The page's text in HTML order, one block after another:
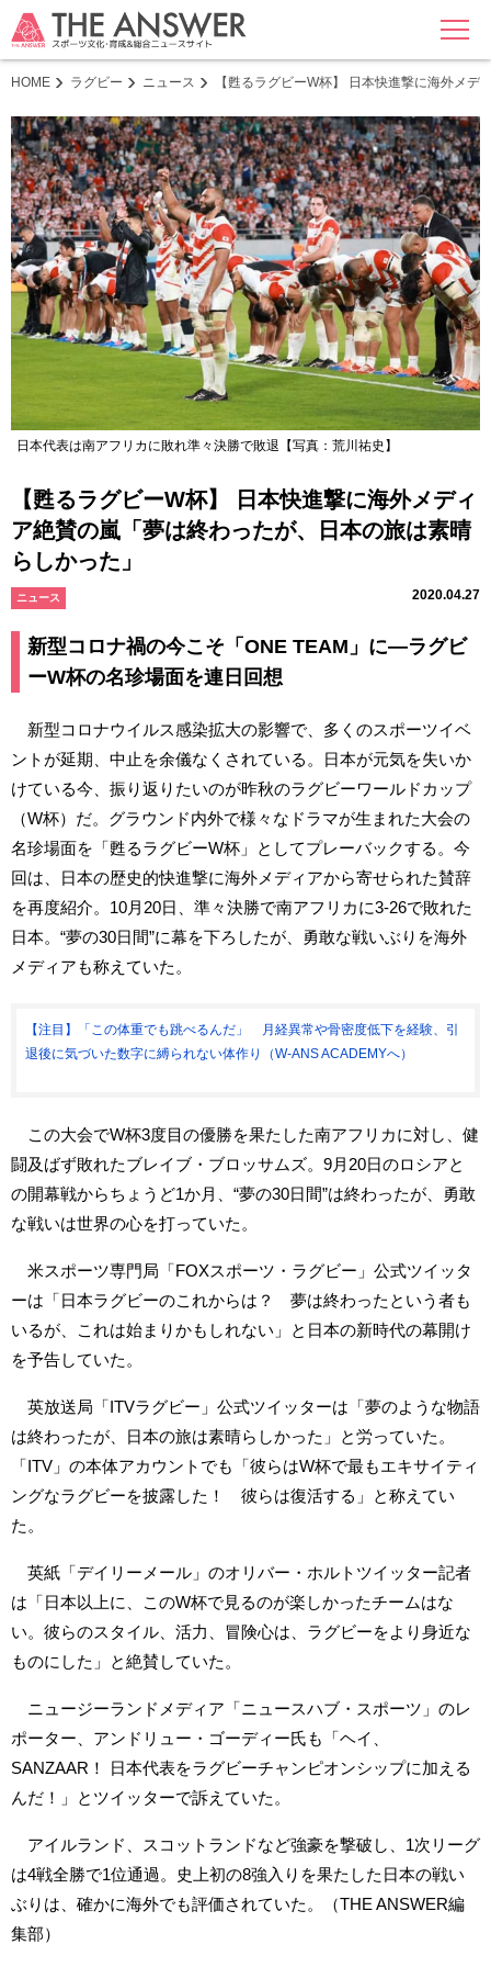
MENU
HOME ラグビー ニュース 【甦るラグビーW杯】 日本快進撃に海外メ
日本代表は南アフリカに敗れ準々決勝で敗退【写真：荒川祐史】
【甦るラグビーW杯】 日本快進撃に海外メディ
ア絶賛の嵐「夢は終わったが、日本の旅は素晴
らしかった」
ニュース 2020.04.27
新型コロナ禍の今こそ「ONE TEAM」に―ラグビ
ーW杯の名珍場面を連日回想
新型コロナウイルス感染拡大の影響で、多くのスポーツイベ
ントが延期、中止を余儀なくされている。日本が元気を失いか
けている今、振り返りたいのが昨秋のラグビーワールドカップ
（W杯）だ。グラウンド内外で様々なドラマが生まれた大会の
名珍場面を「甦るラグビーW杯」としてプレーバックする。今
回は、日本の歴史的快進撃に海外メディアから寄せられた賛辞
を再度紹介。10月20日、準々決勝で南アフリカに3-26で敗れた
日本。“夢の30日間”に幕を下ろしたが、勇敢な戦いぶりを海外
メディアも称えていた。
【注目】「この体重でも跳べるんだ」 月経異常や骨密度低下を経験、引
退後に気づいた数字に縛られない体作り（W-ANS ACADEMYへ）
この大会でW杯3度目の優勝を果たした南アフリカに対し、健
闘及ばず敗れたブレイブ・ブロッサムズ。9月20日のロシアと
の開幕戦からちょうど1か月、“夢の30日間”は終わったが、勇敢
な戦いは世界の心を打っていた。
米スポーツ専門局「FOXスポーツ・ラグビー」公式ツイッタ
ーは「日本ラグビーのこれからは？ 夢は終わったという者も
いるが、これは始まりかもしれない」と日本の新時代の幕開け
を予告していた。
英放送局「ITVラグビー」公式ツイッターは「夢のような物語
は終わったが、日本の旅は素晴らしかった」と労っていた。
「ITV」の本体アカウントでも「彼らはW杯で最もエキサイティ
ングなラグビーを披露した！ 彼らは復活する」と称えてい
た。
英紙「デイリーメール」のオリバー・ホルトツイッター記者
は「日本以上に、このW杯で見るのが楽しかったチームはな
い。彼らのスタイル、活力、冒険心は、ラグビーをより身近な
ものにした」と絶賛していた。
ニュージーランドメディア「ニュースハブ・スポーツ」のレ
ポーター、アンドリュー・ゴーディー氏も「ヘイ、
SANZAAR！ 日本代表をラグビーチャンピオンシップに加える
んだ！」とツイッターで訴えていた。
アイルランド、スコットランドなど強豪を撃破し、1次リーグ
は4戦全勝で1位通過。史上初の8強入りを果たした日本の戦い
ぶりは、確かに海外でも評価されていた。（THE ANSWER編
集部）